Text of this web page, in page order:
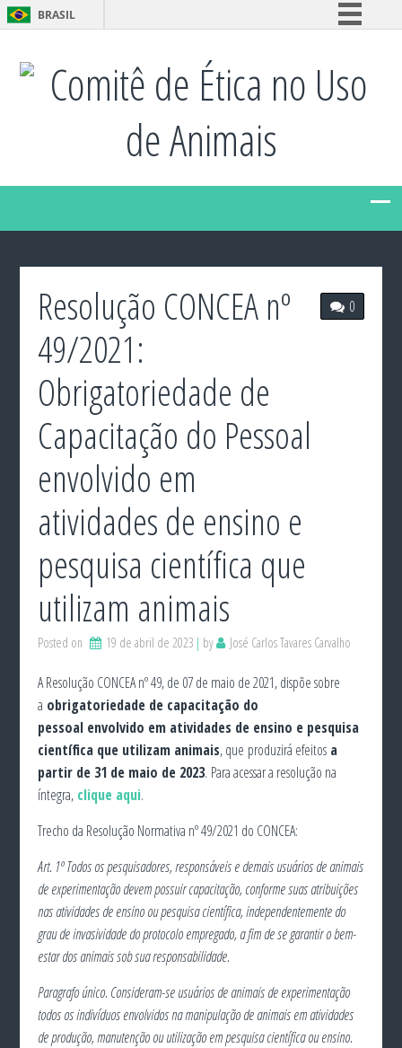
BRASIL
Comunica BR
Participe
Acesso à informação
Legislação
Canais
Comitê de Ética no Uso
de Animais
0
Resolução CONCEA nº
49/2021:
Obrigatoriedade de
Capacitação do Pessoal
envolvido em
atividades de ensino e
pesquisa científica que
utilizam animais
Posted on 19 de abril de 2023 by José Carlos Tavares Carvalho
A Resolução CONCEA nº 49, de 07 de maio de 2021, dispõe sobre
a obrigatoriedade de capacitação do
pessoal envolvido em atividades de ensino e pesquisa
científica que utilizam animais, que produzirá efeitos a
partir de 31 de maio de 2023. Para acessar a resolução na
íntegra, clique aqui.
Trecho da Resolução Normativa nº 49/2021 do CONCEA:
Art. 1º Todos os pesquisadores, responsáveis e demais usuários de animais
de experimentação devem possuir capacitação, conforme suas atribuições
nas atividades de ensino ou pesquisa científica, independentemente do
grau de invasividade do protocolo empregado, a fim de se garantir o bem-
estar dos animais sob sua responsabilidade.
Paragrafo único. Consideram-se usuários de animais de experimentação
todos os indivíduos envolvidos na manipulação de animais em atividades
de produção, manutenção ou utilização em pesquisa científica ou ensino.